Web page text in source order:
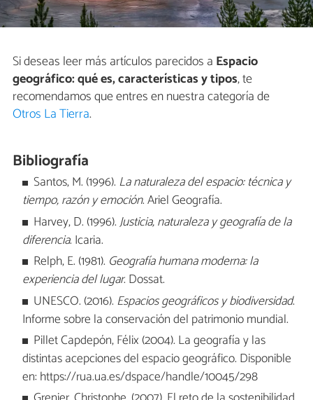
Si deseas leer más artículos parecidos a Espacio
geográfico: qué es, características y tipos, te
recomendamos que entres en nuestra categoría de
Otros La Tierra.
Bibliografía
Santos, M. (1996). La naturaleza del espacio: técnica y
tiempo, razón y emoción. Ariel Geografía.
Harvey, D. (1996).Justicia, naturaleza y geografía de la
diferencia. Icaria.
Relph, E. (1981). Geografía humana moderna: la
experiencia del lugar. Dossat.
UNESCO. (2016). Espacios geográficos y biodiversidad.
Informe sobre la conservación del patrimonio mundial.
Pillet Capdepón, Félix (2004). La geografía y las
distintas acepciones del espacio geográfico. Disponible
en: https://rua.ua.es/dspace/handle/10045/298